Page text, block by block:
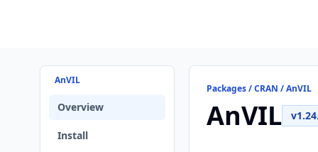
AnVIL
Overview
Install
Packages / CRAN / AnVIL
AnVIL